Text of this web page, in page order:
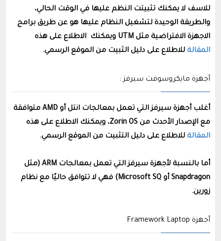
للاسف لا يمكنك تثبيتت النظم عليها في الوقت الحالي،
والطريقة الوحيدة لتشغيل النظام عليها هو عن طريق برامج
اﻻجهزة اﻻفتراضية مثل UTM ويمكنك اﻻطلاع على هذه
المقالة للاطلاع على دليل الثبيت من الموقع الرسمي.
أجهزة مايكروسوفت سيرفز :
أغلب أجهزة سيرفز التي تعمل بمعالجات انتل أو AMD متوافقة
مع الإصدار الأحدث من Zorin OS، ويمكنك اﻻطلاع على هذه
المقالة للاطلاع على دليل التثبيت من الموقع الرسمي.
أما بالنسبة لأجهزة سيرفز التي تعمل بمعالجات ARM (مثل
Snapdragon أو Microsoft SQ) فهي لا تتوافق حاليًا مع نظام
زورين.
أجهزة Framework Laptop